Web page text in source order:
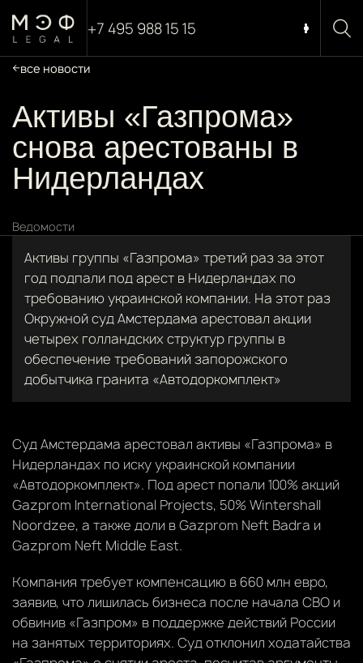
+7 495 988 15 15
все новости
Активы «Газпрома»
снова арестованы в
Нидерландах
Ведомости
Активы группы «Газпрома» третий раз за этот
год подпали под арест в Нидерландах по
требованию украинской компании. На этот раз
Окружной суд Амстердама арестовал акции
четырех голландских структур группы в
обеспечение требований запорожского
добытчика гранита «Автодоркомплект»
Суд Амстердама арестовал активы «Газпрома» в
Нидерландах по иску украинской компании
«Автодоркомплект». Под арест попали 100% акций
Gazprom International Projects, 50% Wintershall
Noordzee, а также доли в Gazprom Neft Badra и
Gazprom Neft Middle East.
Компания требует компенсацию в 660 млн евро,
заявив, что лишилась бизнеса после начала СВО и
обвинив «Газпром» в поддержке действий России
на занятых территориях. Суд отклонил ходатайства